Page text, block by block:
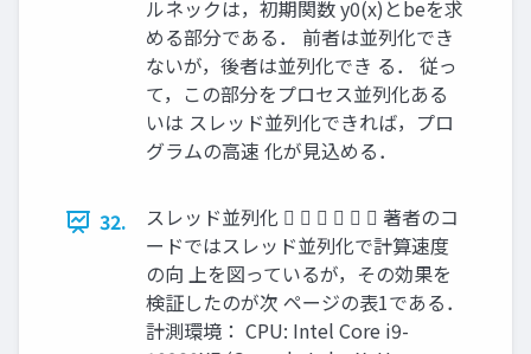
ルネックは，初期関数 y0(x)とbeを求
める部分である． 前者は並列化でき
ないが，後者は並列化でき る． 従っ
て，この部分をプロセス並列化ある
いは スレッド並列化できれば，プロ
グラムの高速 化が見込める．
32.
スレッド並列化       著者のコ
ードではスレッド並列化で計算速度
の向 上を図っているが，その効果を
検証したのが次 ページの表1である．
計測環境： CPU: Intel Core i9-